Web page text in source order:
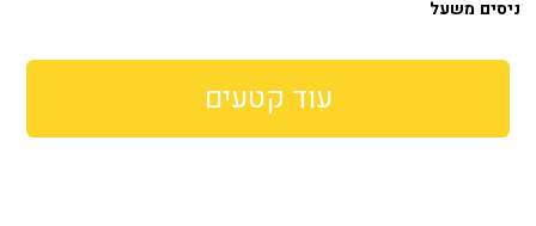
ניסים משעל
עוד קטעים